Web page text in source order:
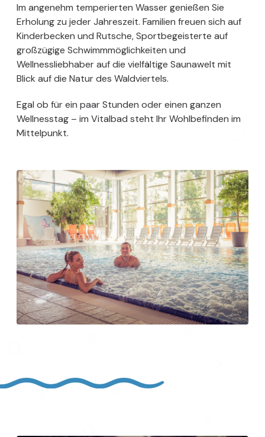
Im angenehm temperierten Wasser genießen Sie
Erholung zu jeder Jahreszeit. Familien freuen sich auf
Kinderbecken und Rutsche, Sportbegeisterte auf
großzügige Schwimmmöglichkeiten und
Wellnessliebhaber auf die vielfältige Saunawelt mit
Blick auf die Natur des Waldviertels.
Egal ob für ein paar Stunden oder einen ganzen
Wellnesstag – im Vitalbad steht Ihr Wohlbefinden im
Mittelpunkt.